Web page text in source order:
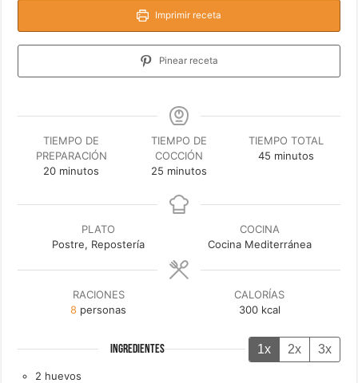
Imprimir receta
Pinear receta
TIEMPO DE
PREPARACIÓN
20minutos
minutos
TIEMPO DE
COCCIÓN
25minutos
minutos
TIEMPO TOTAL
45 minutos
minutos
PLATO
Postre, Repostería
COCINA
Cocina Mediterránea
RACIONES
8 personas
CALORÍAS
300 kcal
INGREDIENTES 1x 2x 3x
2 huevos